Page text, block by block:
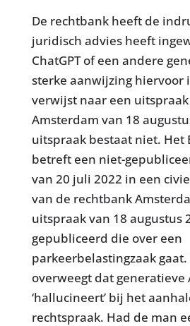
De rechtbank heeft de
juridisch advies heeft
ChatGPT of een andere
sterke aanwijzing hiervoor
verwijst naar een
Amsterdam van 18
uitspraak bestaat niet. Het
betreft een niet-
van 20 juli 2022 in een
van de rechtbank
uitspraak van 18 augustus
gepubliceerd die over een
parkeerbelastingzaak
overweegt dat generatieve
‘hallucineert’ bij het
rechtspraak. Had de man